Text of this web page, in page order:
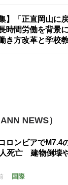
集】「正直岡山に
時間労働を背景
き方改革と学校
NEWS）
ロンビアで
死亡 建物倒壊
国際